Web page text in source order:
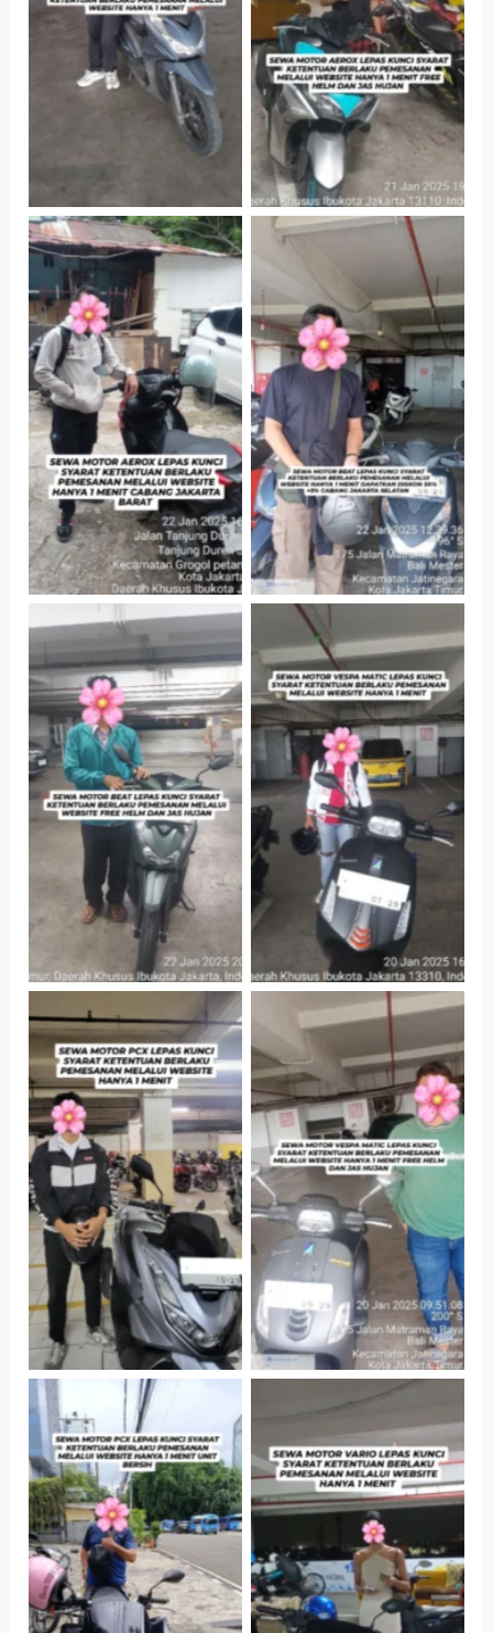
Jatinegara Gedung
Parkir P6A
Jatinegara Gedung
Parkir P6A
Cabang Jakarta
Barat
Cityplaza
Jatinegara Gedung
Parkir P6A
Cityplaza
Jatinegara Gedung
Parkir P6A
Cityplaza
Jatinegara Gedung
Parkir P6A
Hotel Kartika
Chandra, Jakarta
Selatan
Cityplaza
Jatinegara Gedung
Parkir P6A
Antar Jemput
Kendaraan
Cityplaza
Jatinegara Gedung
Parkir P6A